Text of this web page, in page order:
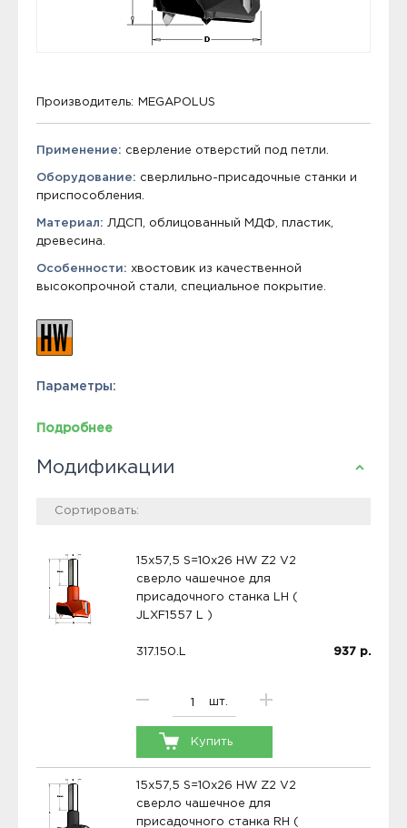
Производитель: MEGAPOLUS
Применение: сверление отверстий под петли.
Оборудование: сверлильно-присадочные станки и
приспособления.
Материал: ЛДСП, облицованный МДФ, пластик,
древесина.
Особенности: хвостовик из качественной
высокопрочной стали, специальное покрытие.
Параметры:
Подробнее
Модификации
15x57,5 S=10x26 HW Z2 V2
сверло чашечное для
присадочного станка LH (
JLXF1557 L )
317.150.L
шт.
937 р.
Купить
15x57,5 S=10x26 HW Z2 V2
сверло чашечное для
присадочного станка RH (